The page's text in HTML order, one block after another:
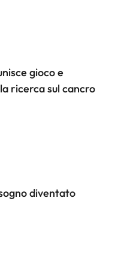
gioco e
ricerca sul cancro
diventato